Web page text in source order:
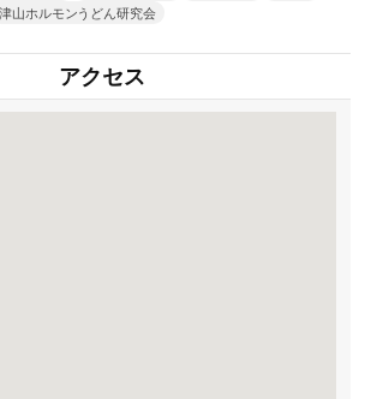
津山ホルモンうどん研究会
アクセス